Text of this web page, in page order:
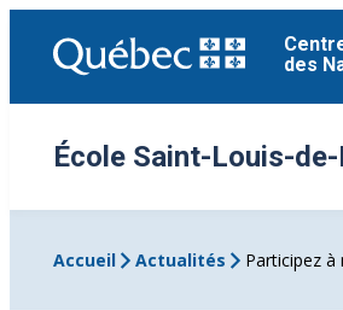
contenu
des
École Saint-Louis-
Accueil Actualités Participez